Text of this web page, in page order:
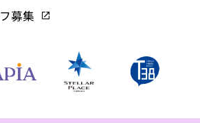
割購入時でもスクエアカードのポ
ります。
募集